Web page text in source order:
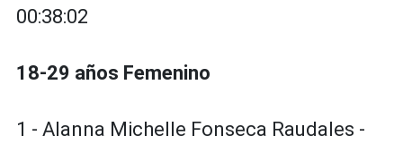
00:38:02
18-29 años Femenino
1 - Alanna Michelle Fonseca Raudales -